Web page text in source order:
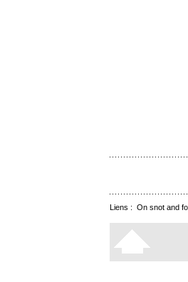
Liens : On snot and